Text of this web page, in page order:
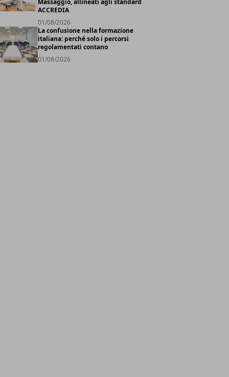
ACCREDIA
01/08/2026
La confusione nella formazione
italiana: perché solo i percorsi
regolamentati contano
01/08/2026